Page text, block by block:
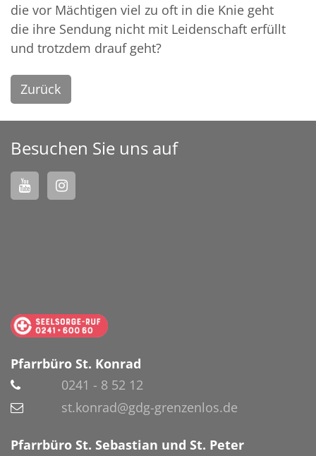
die vor Mächtigen viel zu oft in die Knie geht
die ihre Sendung nicht mit Leidenschaft erfüllt
und trotzdem drauf geht?
Zurück
Besuchen Sie uns auf
Pfarrbüro St. Konrad
0241 - 8 52 12
st.konrad@gdg-grenzenlos.de
Pfarrbüro St. Sebastian und St. Peter